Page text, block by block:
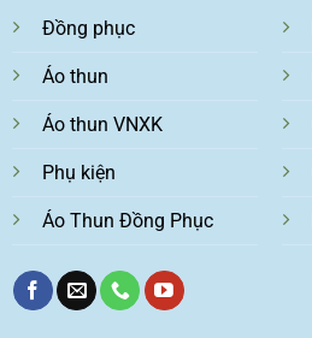
Đồng phục
Áo thun
Áo thun VNXK
Phụ kiện
Áo Thun Đồng Phục